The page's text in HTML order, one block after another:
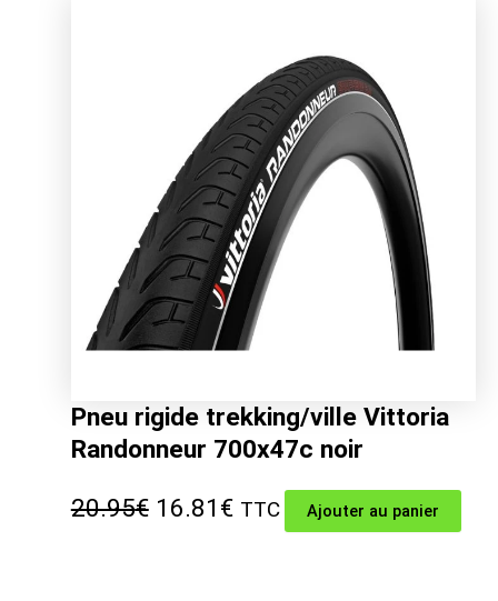
21.99€.16.81€.
Pneu rigide trekking/ville Vittoria
Randonneur 700x47c noir
20.95€ Le
16.81 €Le
TTC Ajouter au panier